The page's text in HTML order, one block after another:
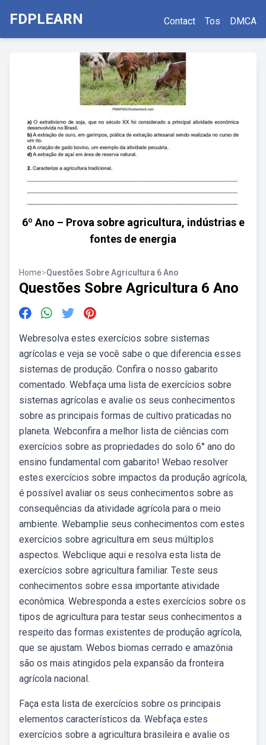
FDPLEARN Contact Tos DMCA
6º Ano – Prova sobre agricultura, indústrias e
fontes de energia
Home>Questões Sobre Agricultura 6 Ano
Questões Sobre Agricultura 6 Ano
Webresolva estes exercícios sobre sistemas
agrícolas e veja se você sabe o que diferencia esses
sistemas de produção. Confira o nosso gabarito
comentado. Webfaça uma lista de exercícios sobre
sistemas agrícolas e avalie os seus conhecimentos
sobre as principais formas de cultivo praticadas no
planeta. Webconfira a melhor lista de ciências com
exercícios sobre as propriedades do solo 6° ano do
ensino fundamental com gabarito! Webao resolver
estes exercícios sobre impactos da produção agrícola,
é possível avaliar os seus conhecimentos sobre as
consequências da atividade agrícola para o meio
ambiente. Webamplie seus conhecimentos com estes
exercícios sobre agricultura em seus múltiplos
aspectos. Webclique aqui e resolva esta lista de
exercícios sobre agricultura familiar. Teste seus
conhecimentos sobre essa importante atividade
econômica. Webresponda a estes exercícios sobre os
tipos de agricultura para testar seus conhecimentos a
respeito das formas existentes de produção agrícola,
que se ajustam. Webos biomas cerrado e amazônia
são os mais atingidos pela expansão da fronteira
agrícola nacional.
Faça esta lista de exercícios sobre os principais
elementos característicos da. Webfaça estes
exercícios sobre a agricultura brasileira e avalie os